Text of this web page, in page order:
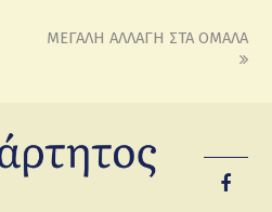
ΜΕΓΑΛΗ ΑΛΛΑΓΗ ΣΤΑ ΟΜΑΛΑ